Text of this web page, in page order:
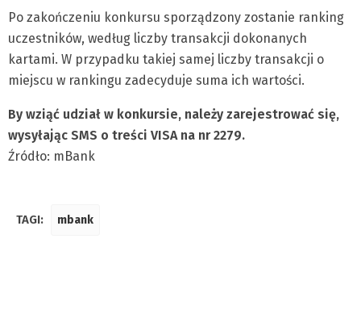
Po zakończeniu konkursu sporządzony zostanie ranking
uczestników, według liczby transakcji dokonanych
kartami. W przypadku takiej samej liczby transakcji o
miejscu w rankingu zadecyduje suma ich wartości.
By wziąć udział w konkursie, należy zarejestrować się,
wysyłając SMS o treści VISA na nr 2279.
Źródło: mBank
TAGI: mbank